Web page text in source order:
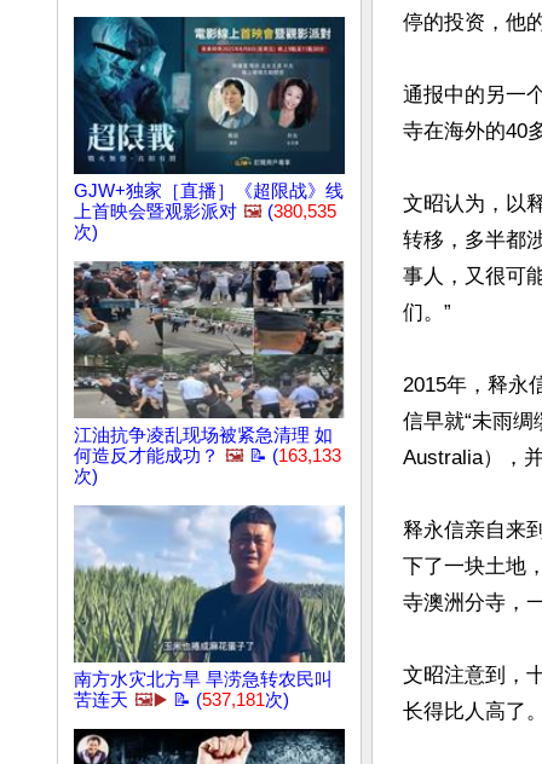
GJW+独家［直播］《超限战》线
上首映会暨观影派对 🖼️ (380,535
次)
江油抗争凌乱现场被紧急清理 如
何造反才能成功？ 🖼️ 📝 (163,133
次)
南方水灾北方旱 旱涝急转农民叫
苦连天 🖼️▶️ 📝 (537,181次)
停的投资，他
通报中的另一
寺在海外的40
文昭认为，以
转移，多半都
事人，又很可
们。”
2015年，释永
信早就“未雨绸
Australia），
释永信亲自来
下了一块土地
寺澳洲分寺，
文昭注意到，
长得比人高了